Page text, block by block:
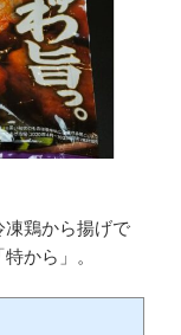
凍鶏から揚げで
から」。